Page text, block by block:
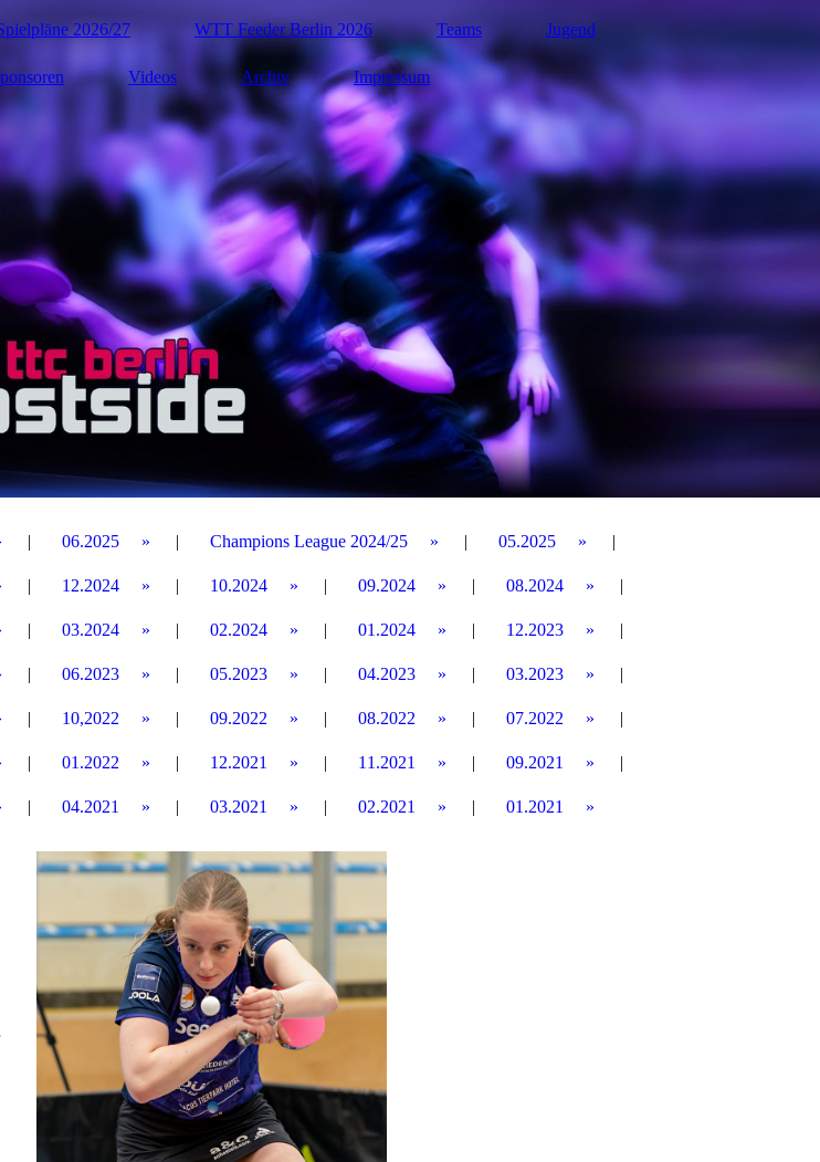
2026/27 WTT Feeder Berlin 2026 Teams Jugend
Videos Archiv Impressum
06.2025 Champions League 2024/25 05.2025
12.2024 10.2024 09.2024 08.2024
03.2024 02.2024 01.2024 12.2023
06.2023 05.2023 04.2023 03.2023
10,2022 09.2022 08.2022 07.2022
01.2022 12.2021 11.2021 09.2021
04.2021 03.2021 02.2021 01.2021